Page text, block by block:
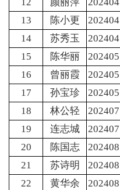
12
颜丽萍 202404
13
陈小更 202404
14
苏秀玉 202404
15
陈华丽 202405
16
曾丽霞 202405
17
孙宝珍 202405
18
林公轻 202407
19
连志城 202407
20
陈国志 202408
21
苏诗明 202408
22
黄华余 202408